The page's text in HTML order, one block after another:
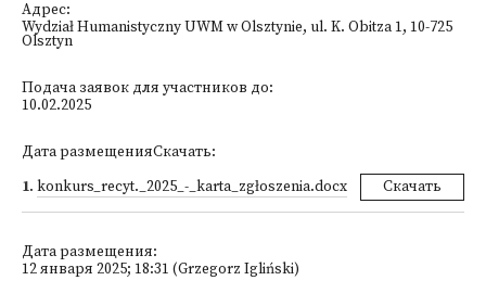
Адрес:
Wydział Humanistyczny UWM w Olsztynie, ul. K. Obitza 1, 10-725
Olsztyn
Подача заявок для участников до:
10.02.2025
Дата размещенияСкачать:
1. konkurs_recyt._2025_-_karta_zgłoszenia.docx Скачать
Дата размещения:
12 января 2025; 18:31 (Grzegorz Igliński)